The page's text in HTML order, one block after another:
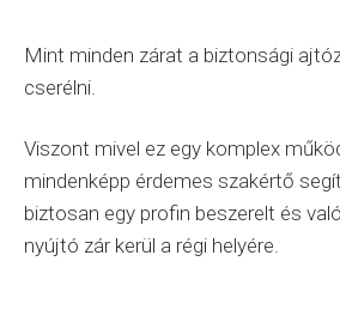
Mint minden zárat a biztonsági
cserélni.
Viszont mivel ez egy komplex
mindenképp érdemes szakértő
biztosan egy profin beszerelt és
nyújtó zár kerül a régi helyére.